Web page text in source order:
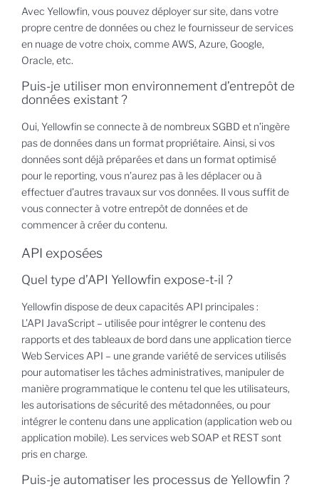
Avec Yellowfin, vous pouvez déployer sur site, dans votre
propre centre de données ou chez le fournisseur de services
en nuage de votre choix, comme AWS, Azure, Google,
Oracle, etc.
Puis-je utiliser mon environnement d’entrepôt de
données existant ?
Oui, Yellowfin se connecte à de nombreux SGBD et n’ingère
pas de données dans un format propriétaire. Ainsi, si vos
données sont déjà préparées et dans un format optimisé
pour le reporting, vous n’aurez pas à les déplacer ou à
effectuer d’autres travaux sur vos données. Il vous suffit de
vous connecter à votre entrepôt de données et de
commencer à créer du contenu.
API exposées
Quel type d’API Yellowfin expose-t-il ?
Yellowfin dispose de deux capacités API principales :
L’API JavaScript – utilisée pour intégrer le contenu des
rapports et des tableaux de bord dans une application tierce
Web Services API – une grande variété de services utilisés
pour automatiser les tâches administratives, manipuler de
manière programmatique le contenu tel que les utilisateurs,
les autorisations de sécurité des métadonnées, ou pour
intégrer le contenu dans une application (application web ou
application mobile). Les services web SOAP et REST sont
pris en charge.
Puis-je automatiser les processus de Yellowfin ?